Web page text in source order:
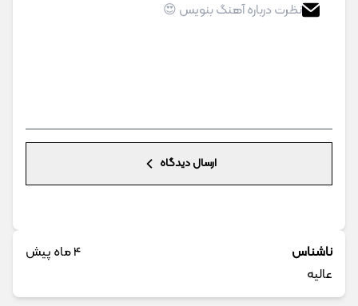
ارسال دیدگاه
ناشناس
4 ماه پیش
عالیه